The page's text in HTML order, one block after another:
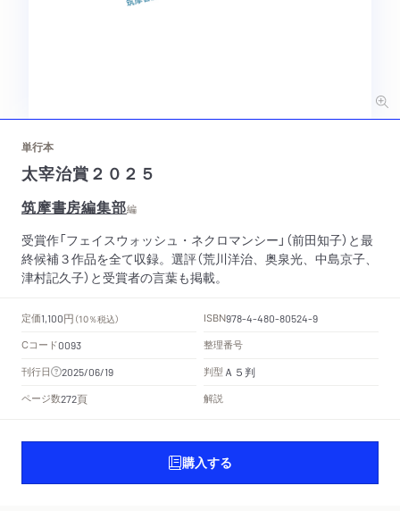
単行本
太宰治賞２０２５
筑摩書房編集部編
受賞作「フェイスウォッシュ・ネクロマンシー」（前田知子）と最
終候補３作品を全て収録。選評（荒川洋治、奥泉光、中島京子、
津村記久子）と受賞者の言葉も掲載。
定価1,100円 （10％税込） ISBN978-4-480-80524-9
Cコード0093
整理番号
刊行日
2025/06/19 判型Ａ５判
ページ数272頁 解説
購入する